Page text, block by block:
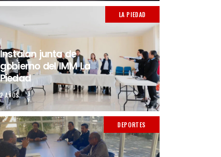
LA PIEDAD
Instalan junta de
gobierno del IMM La
Piedad
2 AÑOS.
DEPORTES